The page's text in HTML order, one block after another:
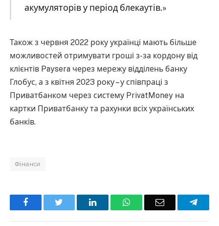
акумуляторів у період блекаутів.»
Також з червня 2022 року українці мають більше
можливостей отримувати гроші з-за кордону від
клієнтів Paysera через мережу відділень банку
Глобус, а з квітня 2023 року – у співпраці з
Приватбанком через систему PrivatMoney на
картки Приватбанку та рахунки всіх українських
банків.
Фінанси
Facebook LinkedInWhatsAppEmail